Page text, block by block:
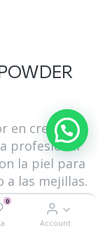
0
Account
en crema
profesional
la piel para
las mejillas.
seca hasta